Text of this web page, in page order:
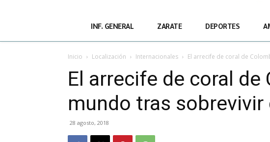
INF. GENERAL ZARATE DEPORTES
Inicio Localización Internacionales El arrecife de coral de
El arrecife de coral de
mundo tras
28 agosto, 2018